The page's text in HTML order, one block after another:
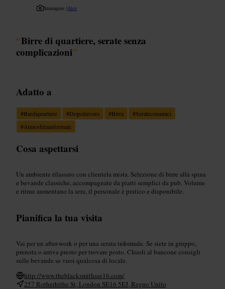
Immagine /Alex
“Birre di quartiere, serate senza
complicazioni”
Adatto a
#Bardiquartiere #Dopoilavoro #Birra #Serateconamici
#Atmosferainformale
Cosa aspettarsi
Un ambiente rilassato con clientela mista. Selezione di birre alla spina
e bevande classiche, accompagnate da piatti semplici da pub. Volume
e ritmo aumentano la sera, il personale è pratico e disponibile.
Pianifica la tua visita
Vai per un after-work o per una serata informale. Se siete in gruppo,
prenota o arriva presto per trovare posto. Chiedi al bancone consigli
sulle bevande se vuoi qualcosa di locale.
http://www.theblacksmithsse16.com/
257 Rotherhithe St, London SE16 5EJ, Regno Unito